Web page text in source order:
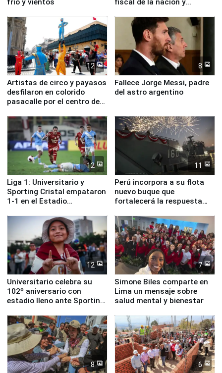
frío y vientos
fiscal de la nación y
12
Artistas de circo y payasos
desfilaron en colorido
pasacalle por el centro de
8
Fallece Jorge Messi, padre
del astro argentino
12
Liga 1: Universitario y
Sporting Cristal empataron
1-1 en el Estadio
11
Perú incorpora a su flota
nuevo buque que
fortalecerá la respuesta
12
Universitario celebra su
102º aniversario con
estadio lleno ante Sporting
7
Simone Biles comparte en
Lima un mensaje sobre
salud mental y bienestar
8 6